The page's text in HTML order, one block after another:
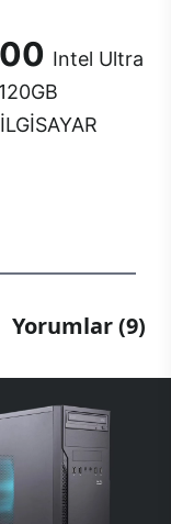
Intel Ultra
Yorumlar (9)